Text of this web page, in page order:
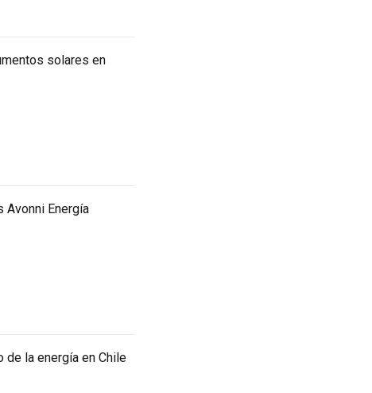
solares en
Energía
de la energía en Chile